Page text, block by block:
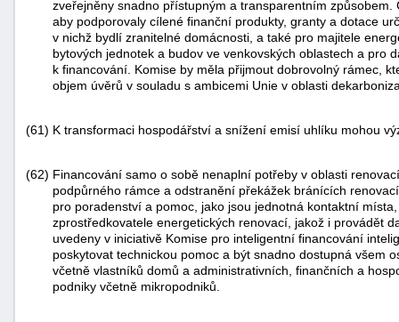
zveřejněny snadno přístupným a transparentním
aby podporovaly cílené finanční produkty, granty a dotace
v nichž bydlí zranitelné domácnosti, a také pro majitele
bytových jednotek a budov ve venkovských oblastech a pro
k financování. Komise by měla přijmout dobrovolný rámec,
objem úvěrů v souladu s ambicemi Unie v oblasti
(61) K transformaci hospodářství a snížení emisí uhlíku mohou
(62) Financování samo o sobě nenaplní potřeby v oblasti
podpůrného rámce a odstranění překážek bránících
pro poradenství a pomoc, jako jsou jednotná kontaktní
zprostředkovatele energetických renovací, jakož i provádět
uvedeny v iniciativě Komise pro inteligentní financování
poskytovat technickou pomoc a být snadno dostupná všem
včetně vlastníků domů a administrativních, finančních a
podniky včetně mikropodniků.